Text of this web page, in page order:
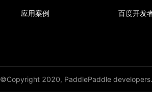
应用案例 百度开发
©Copyright 2020, PaddlePaddle developers.